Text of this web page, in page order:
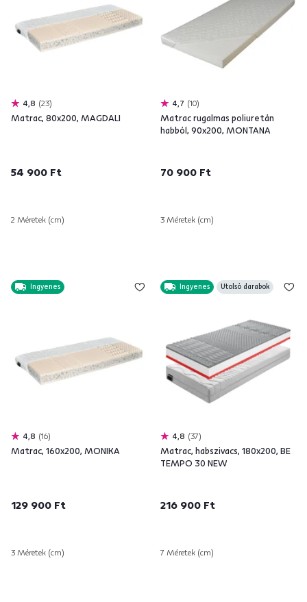
4,8 23
Matrac, 80x200, MAGDALI
54 900 Ft
2 Méretek (cm)
4,7 10
Matrac rugalmas poliuretán
habból, 90x200, MONTANA
70 900 Ft
3 Méretek (cm)
Ingyenes
4,8 16
Matrac, 160x200, MONIKA
129 900 Ft
3 Méretek (cm)
Ingyenes Utolsó darabok
4,8 37
Matrac, habszivacs, 180x200, BE
TEMPO 30 NEW
216 900 Ft
7 Méretek (cm)